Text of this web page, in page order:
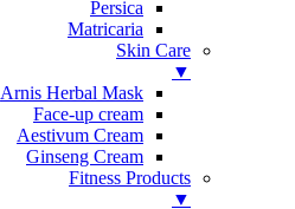
Persica
Matricaria
Skin Care
▼
Arnis Herbal Mask
Face-up cream
Aestivum Cream
Ginseng Cream
Fitness Products
▼